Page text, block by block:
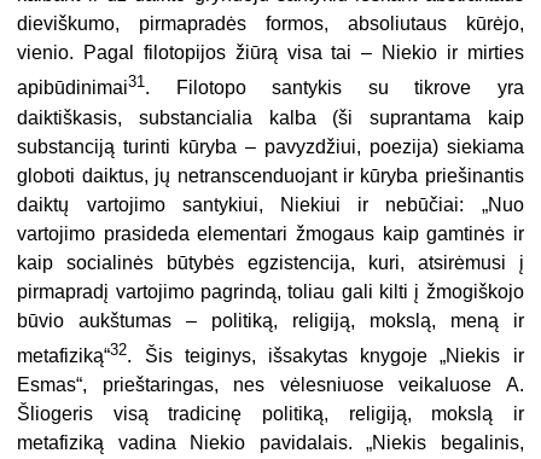
dieviškumo, pirmapradės formos, absoliutaus kūrėjo,
vienio. Pagal filotopijos žiūrą visa tai – Niekio ir mirties
apibūdinimai31. Filotopo santykis su tikrove yra
daiktiškasis, substancialia kalba (ši suprantama kaip
substanciją turinti kūryba – pavyzdžiui, poezija) siekiama
globoti daiktus, jų netranscenduojant ir kūryba priešinantis
daiktų vartojimo santykiui, Niekiui ir nebūčiai: „Nuo
vartojimo prasideda elementari žmogaus kaip gamtinės ir
kaip socialinės būtybės egzistencija, kuri, atsirėmusi į
pirmapradį vartojimo pagrindą, toliau gali kilti į žmogiškojo
būvio aukštumas – politiką, religiją, mokslą, meną ir
metafiziką“32. Šis teiginys, išsakytas knygoje „Niekis ir
Esmas“, prieštaringas, nes vėlesniuose veikaluose A.
Šliogeris visą tradicinę politiką, religiją, mokslą ir
metafiziką vadina Niekio pavidalais. „Niekis begalinis,